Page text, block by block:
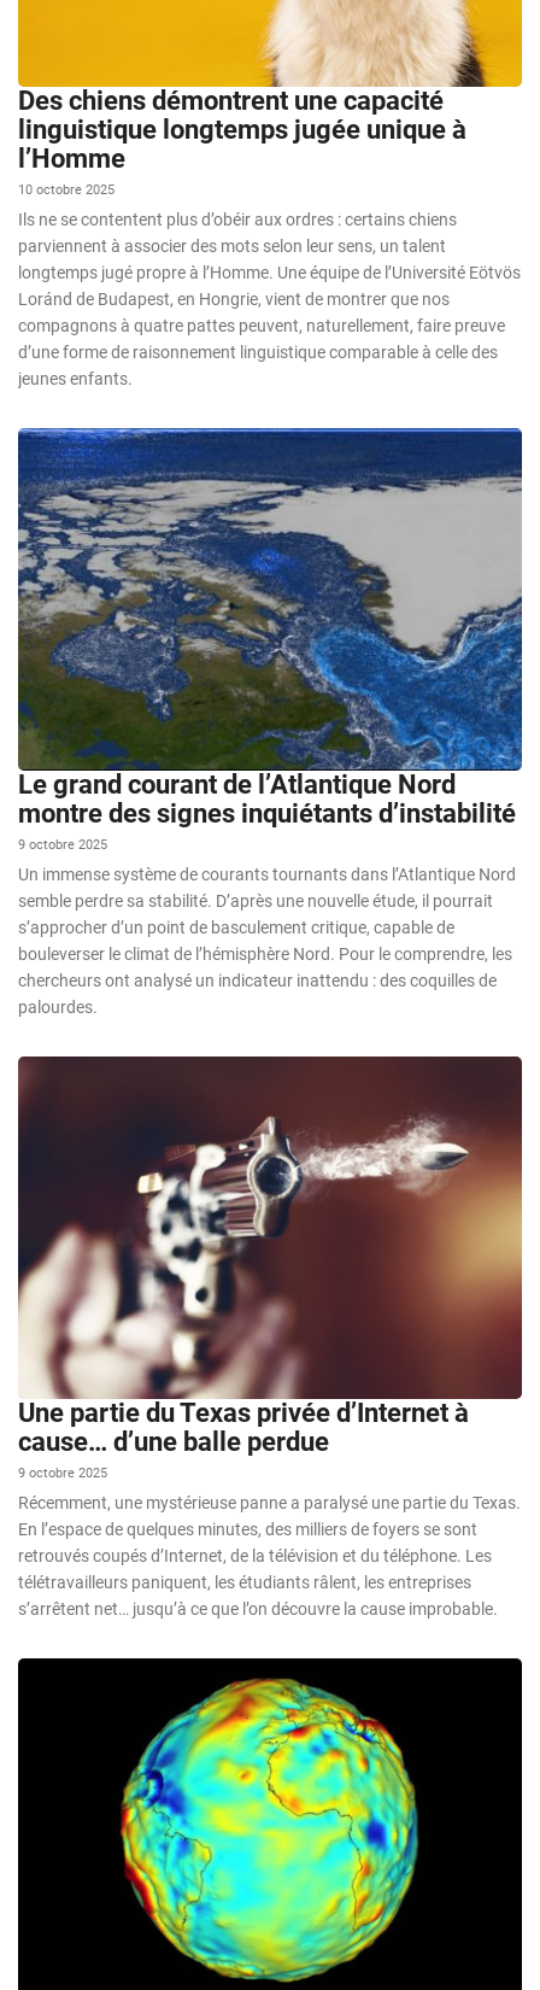
Des chiens démontrent une capacité
linguistique longtemps jugée unique à
l’Homme
10 octobre 2025
Ils ne se contentent plus d’obéir aux ordres : certains chiens
parviennent à associer des mots selon leur sens, un talent
longtemps jugé propre à l’Homme. Une équipe de l’Université Eötvös
Loránd de Budapest, en Hongrie, vient de montrer que nos
compagnons à quatre pattes peuvent, naturellement, faire preuve
d’une forme de raisonnement linguistique comparable à celle des
jeunes enfants.
Le grand courant de l’Atlantique Nord
montre des signes inquiétants d’instabilité
9 octobre 2025
Un immense système de courants tournants dans l’Atlantique Nord
semble perdre sa stabilité. D’après une nouvelle étude, il pourrait
s’approcher d’un point de basculement critique, capable de
bouleverser le climat de l’hémisphère Nord. Pour le comprendre, les
chercheurs ont analysé un indicateur inattendu : des coquilles de
palourdes.
Une partie du Texas privée d’Internet à
cause… d’une balle perdue
9 octobre 2025
Récemment, une mystérieuse panne a paralysé une partie du Texas.
En l’espace de quelques minutes, des milliers de foyers se sont
retrouvés coupés d’Internet, de la télévision et du téléphone. Les
télétravailleurs paniquent, les étudiants râlent, les entreprises
s’arrêtent net… jusqu’à ce que l’on découvre la cause improbable.